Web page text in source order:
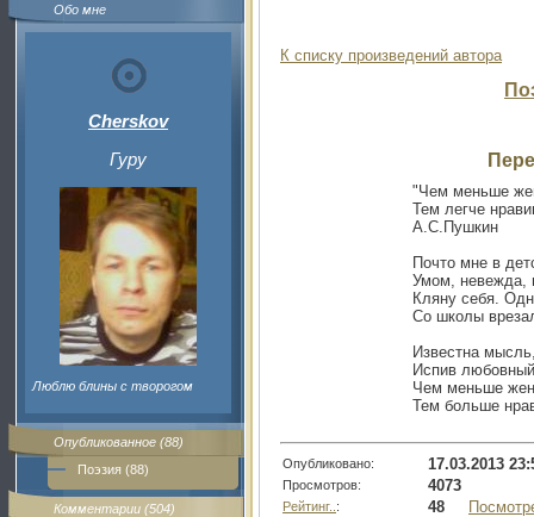
Обо мне
Cherskov
Гуру
Люблю блины с творогом
Опубликованное (88)
Поэзия (88)
Комментарии (504)
К списку произведений автора
"Чем меньше
Тем легче
А.С.Пушкин
Почто мне в
Умом, невежда,
Кляну себя.
Со школы
Известна
Испив
Чем меньше
Тем больше
Опубликовано: 17.03.2013
Просмотров: 4073
Рейтинг.. : 48